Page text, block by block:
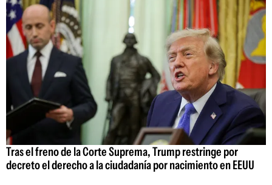
Tras el freno de la Corte Suprema, Trump restringe por
decreto el derecho a la ciudadanía por nacimiento en EEUU